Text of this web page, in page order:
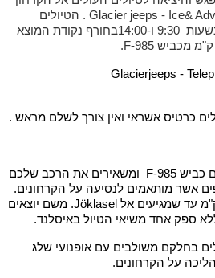
המבוצעים ע"י חברת Glacier jeeps - Ice& Adventure . הטיולים
יוצאים בעונה פעמיים ביום בשעות 9:30 ו-14:00בחורף נקודת המוצא
Glacierjeeps -
כרטיס אשראי ואין צורך לשלם מראש .
מגיעים לצומת של כביש 1 עם כביש F-985 ומשאירים את הרכב שלכם
אשר מותאמים לנסיעה על הקרחונים.
עולים בכביש F-985 כ-16 ק"מ עד שמגיעים אל Jöklasel. משם יוצאים
ספק אחד משיאי הטיול באיסלנד.
בחלקם משולבים עם אופנועי שלג
על הקרחונים.